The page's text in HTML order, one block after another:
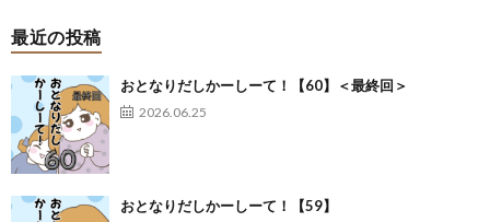
最近の投稿
おとなりだしかーしーて！【60】＜最終回＞
2026.06.25
おとなりだしかーしーて！【59】